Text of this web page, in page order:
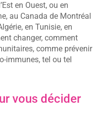
en Ouest, ou en
au Canada de Montréal
en Tunisie, en
changer, comment
comme prévenir
immunes, tel ou tel
vous décider